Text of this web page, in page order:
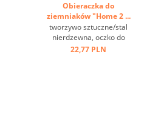
Obieraczka do
ziemniaków "Home 2 ...
tworzywo sztuczne/stal
nierdzewna, oczko do
zawieszania ...
22,77 PLN